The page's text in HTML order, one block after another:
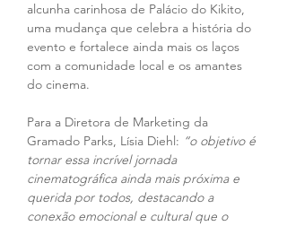
alcunha carinhosa de Palácio do Kikito,
uma mudança que celebra a história do
evento e fortalece ainda mais os laços
com a comunidade local e os amantes
do cinema.
Para a Diretora de Marketing da
Gramado Parks, Lísia Diehl: “o objetivo é
tornar essa incrível jornada
cinematográfica ainda mais próxima e
querida por todos, destacando a
conexão emocional e cultural que o